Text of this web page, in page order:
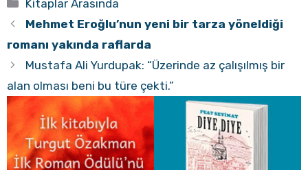
Kitaplar Arasında
Mehmet Eroğlu’nun yeni bir tarza yöneldiği
romanı yakında raflarda
Mustafa Ali Yurdupak: “Üzerinde az çalışılmış bir
alan olması beni bu türe çekti.”